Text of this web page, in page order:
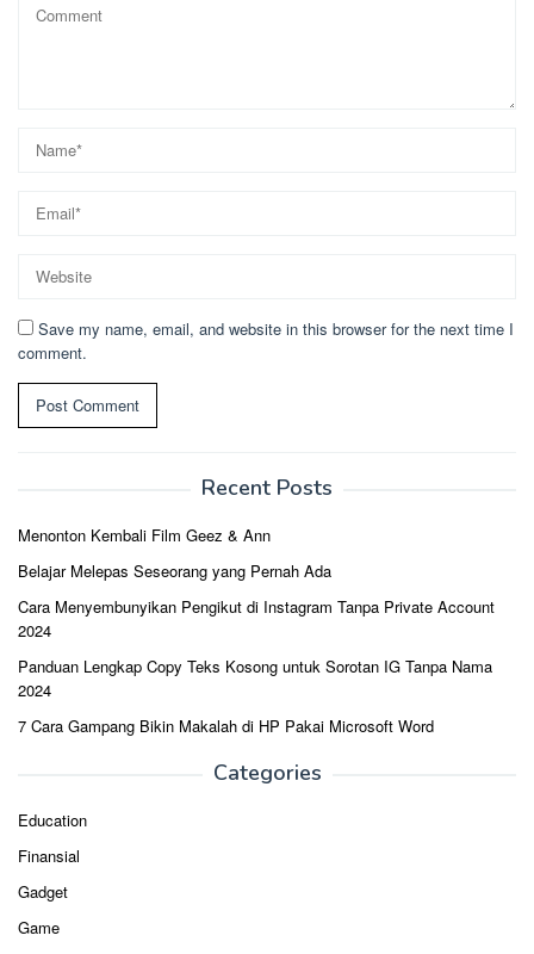
Save my name, email, and website in this browser for the next time I
comment.
Recent Posts
Menonton Kembali Film Geez & Ann
Belajar Melepas Seseorang yang Pernah Ada
Cara Menyembunyikan Pengikut di Instagram Tanpa Private Account
2024
Panduan Lengkap Copy Teks Kosong untuk Sorotan IG Tanpa Nama
2024
7 Cara Gampang Bikin Makalah di HP Pakai Microsoft Word
Categories
Education
Finansial
Gadget
Game